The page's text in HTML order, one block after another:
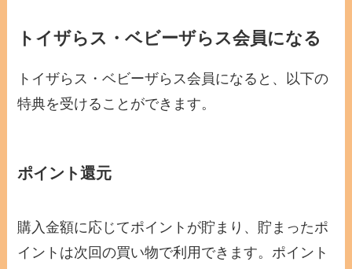
トイザらス・ベビーザらス会員になる
トイザらス・ベビーザらス会員になると、以下の
特典を受けることができます。
ポイント還元
購入金額に応じてポイントが貯まり、貯まったポ
イントは次回の買い物で利用できます。ポイント